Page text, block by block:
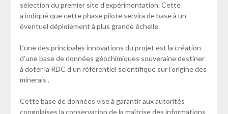
sélection du premier site d’expérimentation. Cette
a indiqué que cette phase pilote servira de base à un
éventuel déploiement à plus grande échelle.
L’une des principales innovations du projet est la création
d’une base de données géochimiques souveraine destiner
à doter la RDC d’un référentiel scientifique sur l’origine des
minerais .
Cette base de données vise à garantir aux autorités
congolaises la conservation de la maîtrise des informations